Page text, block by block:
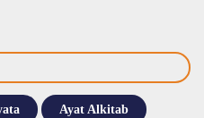
Ayat Alkitab